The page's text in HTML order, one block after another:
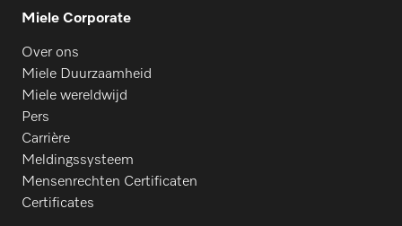
Miele Corporate
Over ons
Miele Duurzaamheid
Miele wereldwijd
Pers
Carrière
Meldingssysteem
Mensenrechten Certificaten
Certificates